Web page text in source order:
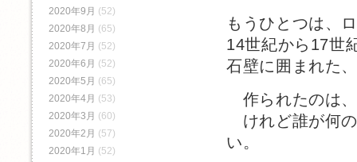
もうひとつは、
14世紀から17世
石壁に囲まれた
作られたのは
けれど誰が何
い。
2020年9月 (52)
2020年8月 (65)
2020年7月 (52)
2020年6月 (52)
2020年5月 (65)
2020年4月 (53)
2020年3月 (60)
2020年2月 (57)
2020年1月 (52)